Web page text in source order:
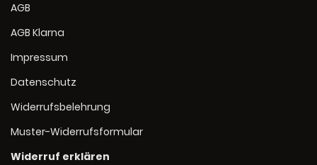
AGB
AGB Klarna
Impressum
Datenschutz
Widerrufsbelehrung
Muster-Widerrufsformular
Widerruf erklären